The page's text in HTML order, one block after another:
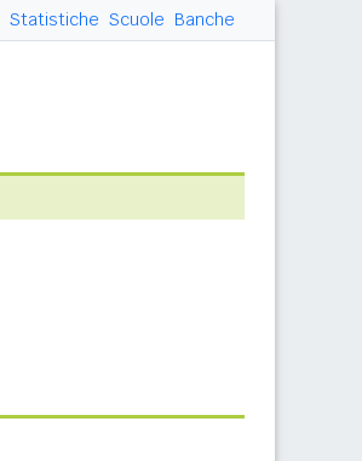
Statistiche Scuole Banche